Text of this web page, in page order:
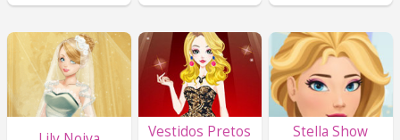
Vestidos Pretos Stella Show